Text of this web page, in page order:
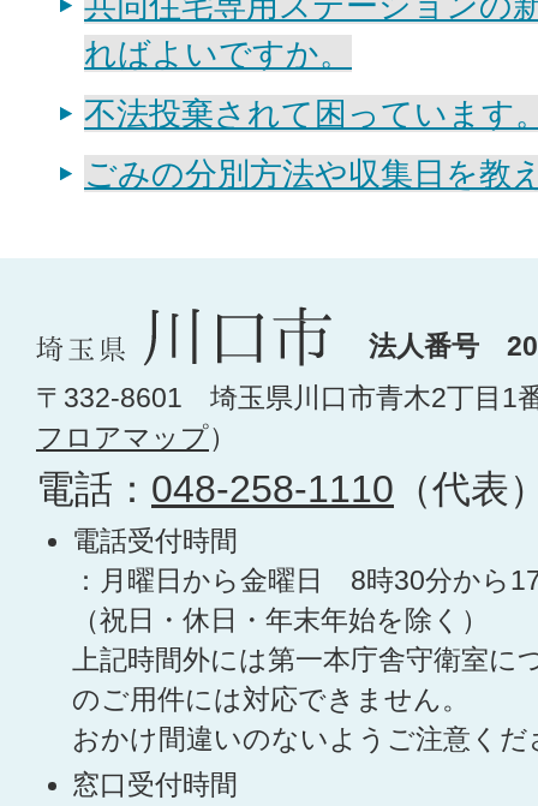
ればよいですか。
不法投棄されて困っています
ごみの分別方法や収集日を教
法人番号
〒332-8601 埼玉県川口市青木2丁目1
フロアマップ）
電話： 048-258-1110 （代表
電話受付時間
：月曜日から金曜日 8時30分から
（祝日・休日・年末年始を除く）
上記時間外には第一本庁舎守衛室に
のご用件には対応できません。
おかけ間違いのないようご注意くだ
窓口受付時間